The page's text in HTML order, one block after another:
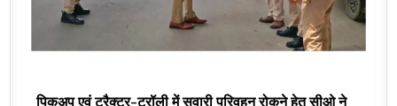
पिकअप एवं ट्रैक्टर-ट्रॉली में सवारी परिवहन रोकने हेतु सीओ ने